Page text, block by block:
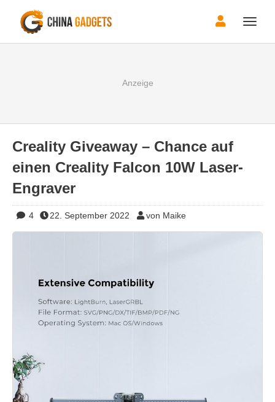
Toggle
Creality Giveaway – Chance auf
einen Creality Falcon 10W Laser-
Engraver
4 22. September 2022 von Maike